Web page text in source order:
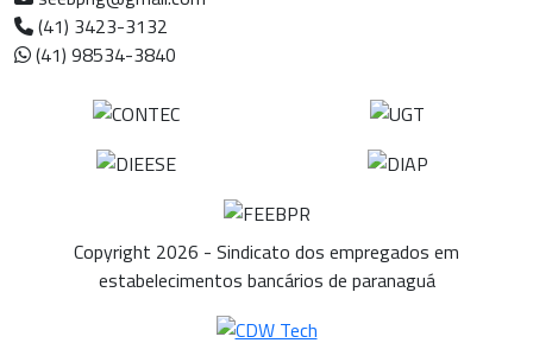
(41) 3423-3132
(41) 98534-3840
Copyright 2026 - Sindicato dos empregados em
estabelecimentos bancários de paranaguá